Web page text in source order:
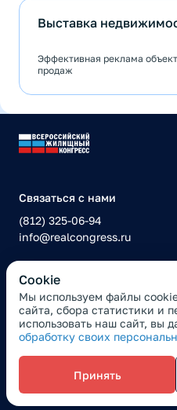
Сookie
Мы используем файлы
сайта, сбора статистики и
использовать наш сайт, вы
обработку своих
Принять
Выставка
Эффективная реклама
продаж
Связаться с нами
(812) 325-06-94
info@realcongress.ru
Политика
Правила оплаты
Все материалы данного сайта
числе дизайн). Запрещается
использование информации без
© 2007—2026 ООО «ЭКСПО ТАЙМ»